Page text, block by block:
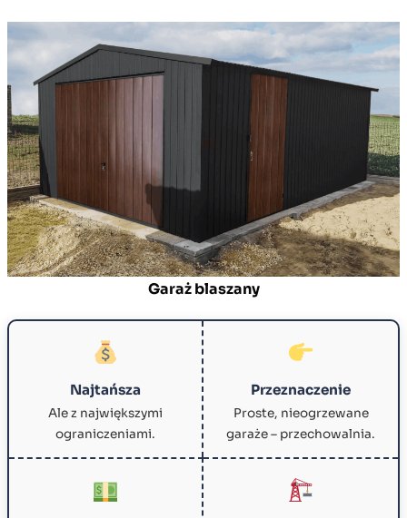
Garaż blaszany
Najtańsza
Ale z największymi
ograniczeniami.
Przeznaczenie
Proste, nieogrzewane
garaże – przechowalnia.